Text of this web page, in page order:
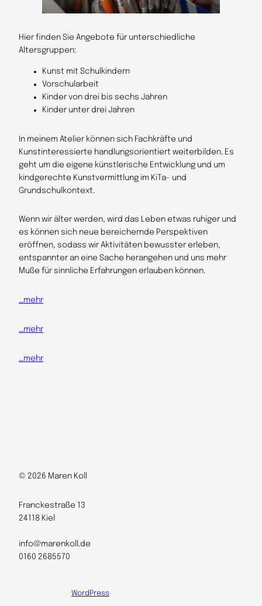
Hier finden Sie Angebote für unterschiedliche
Altersgruppen:
Kunst mit Schulkindern
Vorschularbeit
Kinder von drei bis sechs Jahren
Kinder unter drei Jahren
In meinem Atelier können sich Fachkräfte und
Kunstinteressierte handlungsorientiert weiterbilden. Es
geht um die eigene künstlerische Entwicklung und um
kindgerechte Kunstvermittlung im KiTa- und
Grundschulkontext.
Wenn wir älter werden, wird das Leben etwas ruhiger und
es können sich neue bereichernde Perspektiven
eröffnen, sodass wir Aktivitäten bewusster erleben,
entspannter an eine Sache herangehen und uns mehr
Muße für sinnliche Erfahrungen erlauben können.
…mehr
…mehr
…mehr
© 2026 Maren Koll
Franckestraße 13
24118 Kiel
info@marenkoll.de
0160 2685570
WordPress